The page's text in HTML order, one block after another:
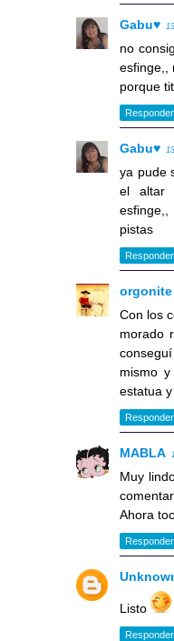
Gabu♥
no
esfinge,,
porque
Responder
Gabu♥
ya pude
el altar
pistas
Responder
orgonite
Con los
morado
mismo
estatua
Responder
MABLA
Muy
Ahora
Responder
Listo
Responder